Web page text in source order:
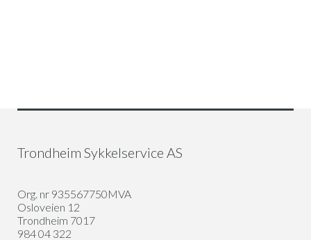
Trondheim Sykkelservice AS
Org. nr 935567750MVA
Osloveien 12
Trondheim 7017
984 04 322